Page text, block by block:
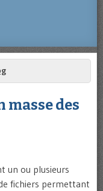
masse des
un ou plusieurs
fichiers permettant